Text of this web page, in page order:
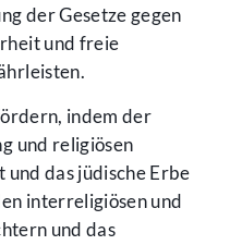
der Gesetze gegen
und freie
indem der
und religiösen
das jüdische Erbe
interreligiösen und
und das